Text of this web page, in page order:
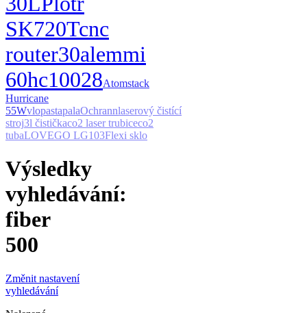
SK720Tcnc
router30alemmi
60hc10028Atomstack
Hurricane
55WvlopastapalaOchrannlaserový čistící
stroj3l čističkaco2 laser trubiceco2
tubaLOVEGO LG103Flexi sklo
Výsledky
vyhledávání:
fiber
500
Změnit nastavení
vyhledávání